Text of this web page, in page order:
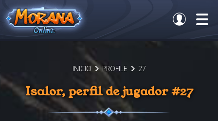
INICIO PROFILE 27
Isalor, perfil de jugador #27